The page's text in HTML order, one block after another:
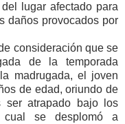
lugar afectado para
daños provocados por
consideración que se
de la temporada
madrugada, el joven
de edad, oriundo de
ser atrapado bajo los
se desplomó a